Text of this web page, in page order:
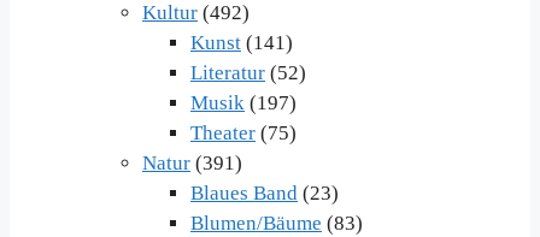
Kultur (492)
Kunst (141)
Literatur (52)
Musik (197)
Theater (75)
Natur (391)
Blaues Band (23)
Blumen/Bäume (83)